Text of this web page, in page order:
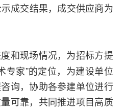
成交结果，成交供应商为
和现场情况，为招标方提
专家”的定位，为建设单位
询，协助各参建单位进行
可靠，共同推进项目高质